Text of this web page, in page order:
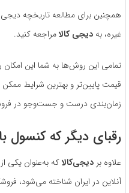
همچنین برای مطالعه تاریخچه دیجی
غیره، به دیجی کالامراجعه کنید.
تمامی این روش‌ها به شما این امکان
قیمت پایین‌تر و بهترین شرایط
زمان‌بندی درست و جست‌وجو در
رقبای دیگر که کنسول
علاوه بر دیجی‌کالاکه به‌عنوان یکی
آنلاین در ایران شناخته می‌شود،